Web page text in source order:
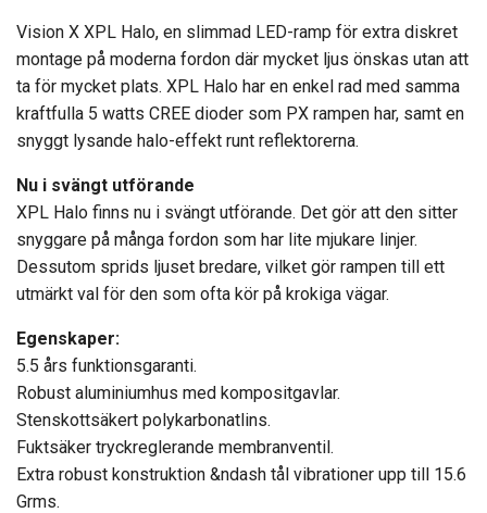
Vision X XPL Halo, en slimmad LED-ramp för extra diskret
montage på moderna fordon där mycket ljus önskas utan att
ta för mycket plats. XPL Halo har en enkel rad med samma
kraftfulla 5 watts CREE dioder som PX rampen har, samt en
snyggt lysande halo-effekt runt reflektorerna.
Nu i svängt utförande
XPL Halo finns nu i svängt utförande. Det gör att den sitter
snyggare på många fordon som har lite mjukare linjer.
Dessutom sprids ljuset bredare, vilket gör rampen till ett
utmärkt val för den som ofta kör på krokiga vägar.
Egenskaper:
5.5 års funktionsgaranti.
Robust aluminiumhus med kompositgavlar.
Stenskottsäkert polykarbonatlins.
Fuktsäker tryckreglerande membranventil.
Extra robust konstruktion &ndash tål vibrationer upp till 15.6
Grms.